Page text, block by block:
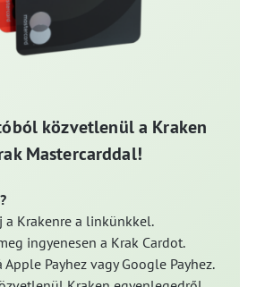
közvetlenül a Kraken
Mastercarddal!
a Krakenre a linkünkkel.
ingyenesen a Krak Cardot.
Apple Payhez vagy Google Payhez.